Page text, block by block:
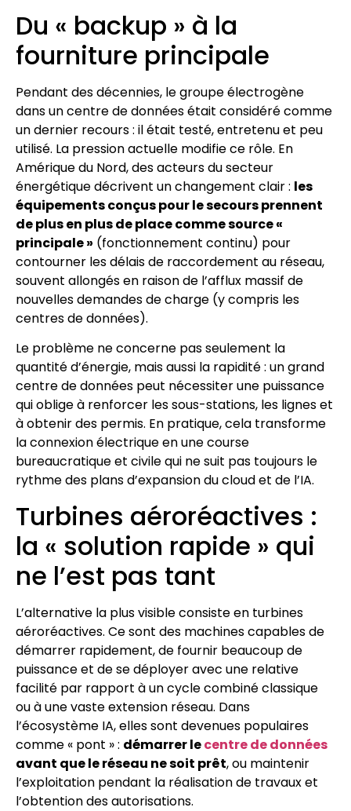
Du « backup » à la
fourniture principale
Pendant des décennies, le groupe électrogène
dans un centre de données était considéré comme
un dernier recours : il était testé, entretenu et peu
utilisé. La pression actuelle modifie ce rôle. En
Amérique du Nord, des acteurs du secteur
énergétique décrivent un changement clair : les
équipements conçus pour le secours prennent
de plus en plus de place comme source «
principale » (fonctionnement continu) pour
contourner les délais de raccordement au réseau,
souvent allongés en raison de l’afflux massif de
nouvelles demandes de charge (y compris les
centres de données).
Le problème ne concerne pas seulement la
quantité d’énergie, mais aussi la rapidité : un grand
centre de données peut nécessiter une puissance
qui oblige à renforcer les sous-stations, les lignes et
à obtenir des permis. En pratique, cela transforme
la connexion électrique en une course
bureaucratique et civile qui ne suit pas toujours le
rythme des plans d’expansion du cloud et de l’IA.
Turbines aéroréactives :
la « solution rapide » qui
ne l’est pas tant
L’alternative la plus visible consiste en turbines
aéroréactives. Ce sont des machines capables de
démarrer rapidement, de fournir beaucoup de
puissance et de se déployer avec une relative
facilité par rapport à un cycle combiné classique
ou à une vaste extension réseau. Dans
l’écosystème IA, elles sont devenues populaires
comme « pont » : démarrer lecentre de données
avant que le réseau ne soit prêt, ou maintenir
l’exploitation pendant la réalisation de travaux et
l’obtention des autorisations.